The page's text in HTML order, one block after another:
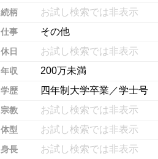
続柄 お試し検索では非表示
仕事 その他
休日 お試し検索では非表示
年収 200万未満
学歴 四年制大学卒業／学士号
宗教 お試し検索では非表示
体型 お試し検索では非表示
身長 お試し検索では非表示